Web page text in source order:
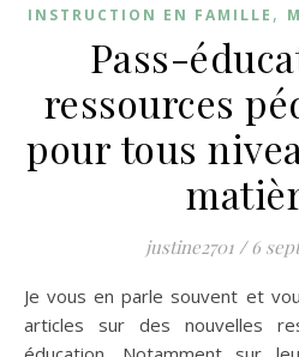
INSTRUCTION EN FAMILLE ,
Pass-
ressources
pour tous
justine2701 / 6
Je vous en parle souvent et vous ai déjà publié quelques
articles sur des nouvelles